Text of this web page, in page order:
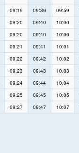
09:19 09:39 09:59
09:20 09:40 10:00
09:20 09:40 10:00
09:21 09:41 10:01
09:22 09:42 10:02
09:23 09:43 10:03
09:24 09:44 10:04
09:25 09:45 10:05
09:27 09:47 10:07